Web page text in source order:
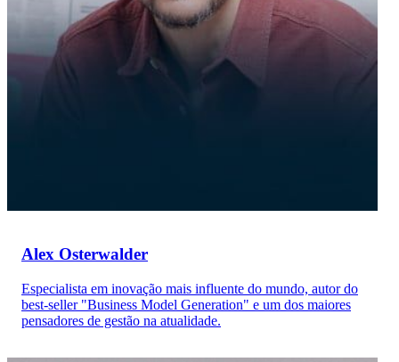
Alex Osterwalder
Especialista em inovação mais influente do mundo, autor do
best-seller "Business Model Generation" e um dos maiores
pensadores de gestão na atualidade.